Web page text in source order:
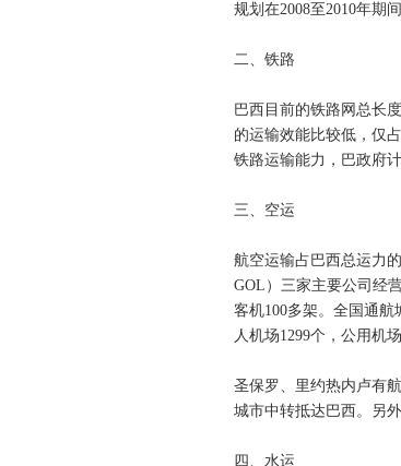
规划在2008至2010年期
二、铁路
巴西目前的铁路网总长
的运输效能比较低，仅
铁路运输能力，巴政府
三、空运
航空运输占巴西总运力
GOL）三家主要公司经
客机100多架。全国通
人机场1299个，公用机
圣保罗、里约热内卢有
城市中转抵达巴西。另
四、水运